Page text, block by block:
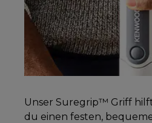
Unser Suregrip™ Griff
du einen festen,